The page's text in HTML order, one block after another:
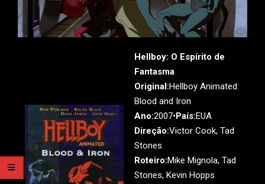
Hellboy: O Espírito de
Fantasma
Original:Hellboy Animated:
Blood and Iron
Ano:2007•País:EUA
Direção:Victor Cook, Tad
Stones
Roteiro:Mike Mignola, Tad
Stones, Kevin Hopps